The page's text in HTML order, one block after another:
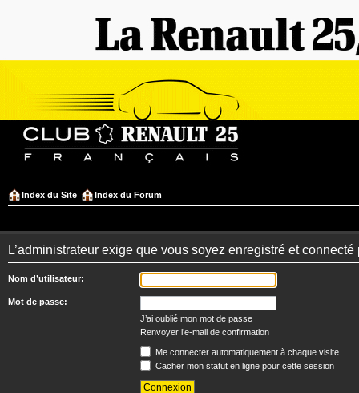
Index du Site Index du Forum
L’administrateur exige que vous soyez enregistré et
Nom d’utilisateur:
Mot de passe:
J’ai oublié mon mot de passe
Renvoyer l’e-mail de confirmation
Me connecter automatiquement à chaque visite
Cacher mon statut en ligne pour cette session